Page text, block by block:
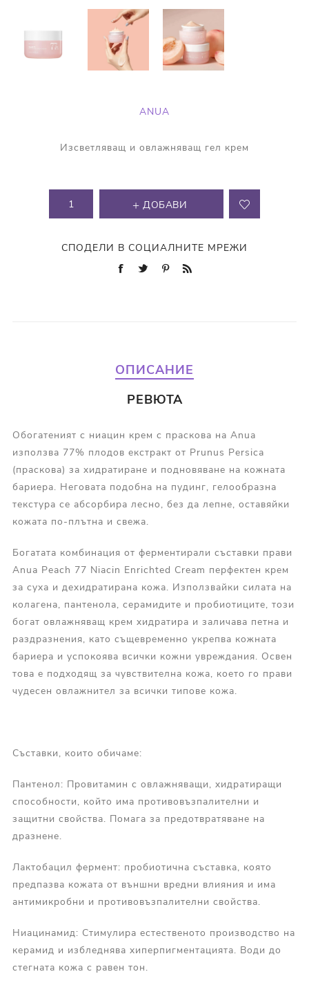
ANUA
Изсветляващ и овлажняващ гел крем
ДОБАВИ
СПОДЕЛИ В СОЦИАЛНИТЕ МРЕЖИ
ОПИСАНИЕ
РЕВЮТА
Обогатеният с ниацин крем с праскова на Anua
използва 77% плодов екстракт от Prunus Persica
(праскова) за хидратиране и подновяване на кожната
бариера. Неговата подобна на пудинг, гелообразна
текстура се абсорбира лесно, без да лепне, оставяйки
кожата по-плътна и свежа.
Богатата комбинация от ферментирали съставки прави
Anua Peach 77 Niacin Enrichted Cream перфектен крем
за суха и дехидратирана кожа. Използвайки силата на
колагена, пантенола, серамидите и пробиотиците, този
богат овлажняващ крем хидратира и заличава петна и
раздразнения, като същевременно укрепва кожната
бариера и успокоява всички кожни увреждания. Освен
това е подходящ за чувствителна кожа, което го прави
чудесен овлажнител за всички типове кожа.
Съставки, които обичаме:
Пантенол: Провитамин с овлажняващи, хидратиращи
способности, който има противовъзпалителни и
защитни свойства. Помага за предотвратяване на
дразнене.
Лактобацил фермент: пробиотична съставка, която
предпазва кожата от външни вредни влияния и има
антимикробни и противовъзпалителни свойства.
Ниацинамид: Стимулира естественото производство на
керамид и избледнява хиперпигментацията. Води до
стегната кожа с равен тон.